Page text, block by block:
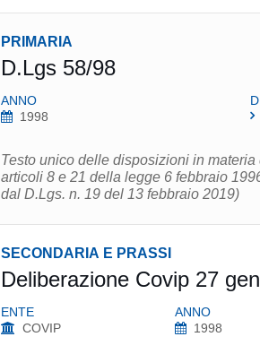
PRIMARIA
D.Lgs 58/98
ANNO
1998
Testo unico delle disposizioni in
articoli 8 e 21 della legge 6 febbraio
dal D.Lgs. n. 19 del 13 febbraio 2019)
SECONDARIA E PRASSI
Deliberazione Covip 27
ENTE
COVIP
ANNO
1998